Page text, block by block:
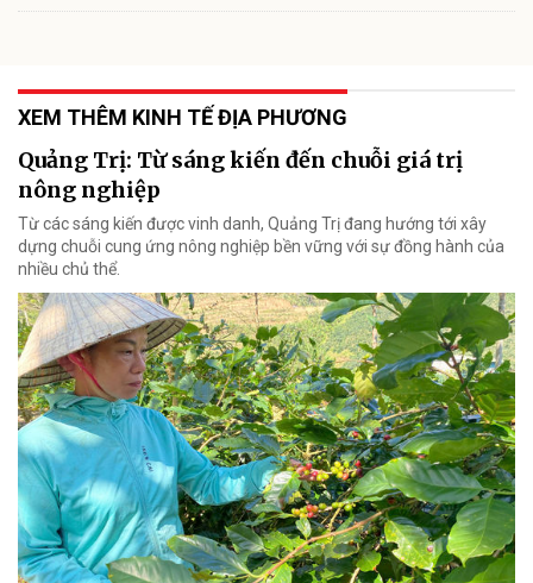
XEM THÊM KINH TẾ ĐỊA PHƯƠNG
Quảng Trị: Từ sáng kiến đến chuỗi giá trị
nông nghiệp
Từ các sáng kiến được vinh danh, Quảng Trị đang hướng tới xây
dựng chuỗi cung ứng nông nghiệp bền vững với sự đồng hành của
nhiều chủ thể.